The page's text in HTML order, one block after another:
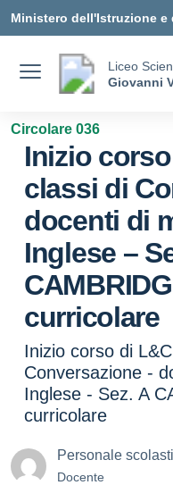
Ministero dell'Istruzione e
Liceo
Giovanni
Circolare 036
Inizio
classi di
docenti di
Inglese –
curricolare
Inizio corso di
Conversazione -
Inglese - Sez. A
curricolare
Personale
Docente